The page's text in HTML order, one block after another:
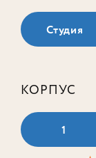
Студия
КОРПУС
1